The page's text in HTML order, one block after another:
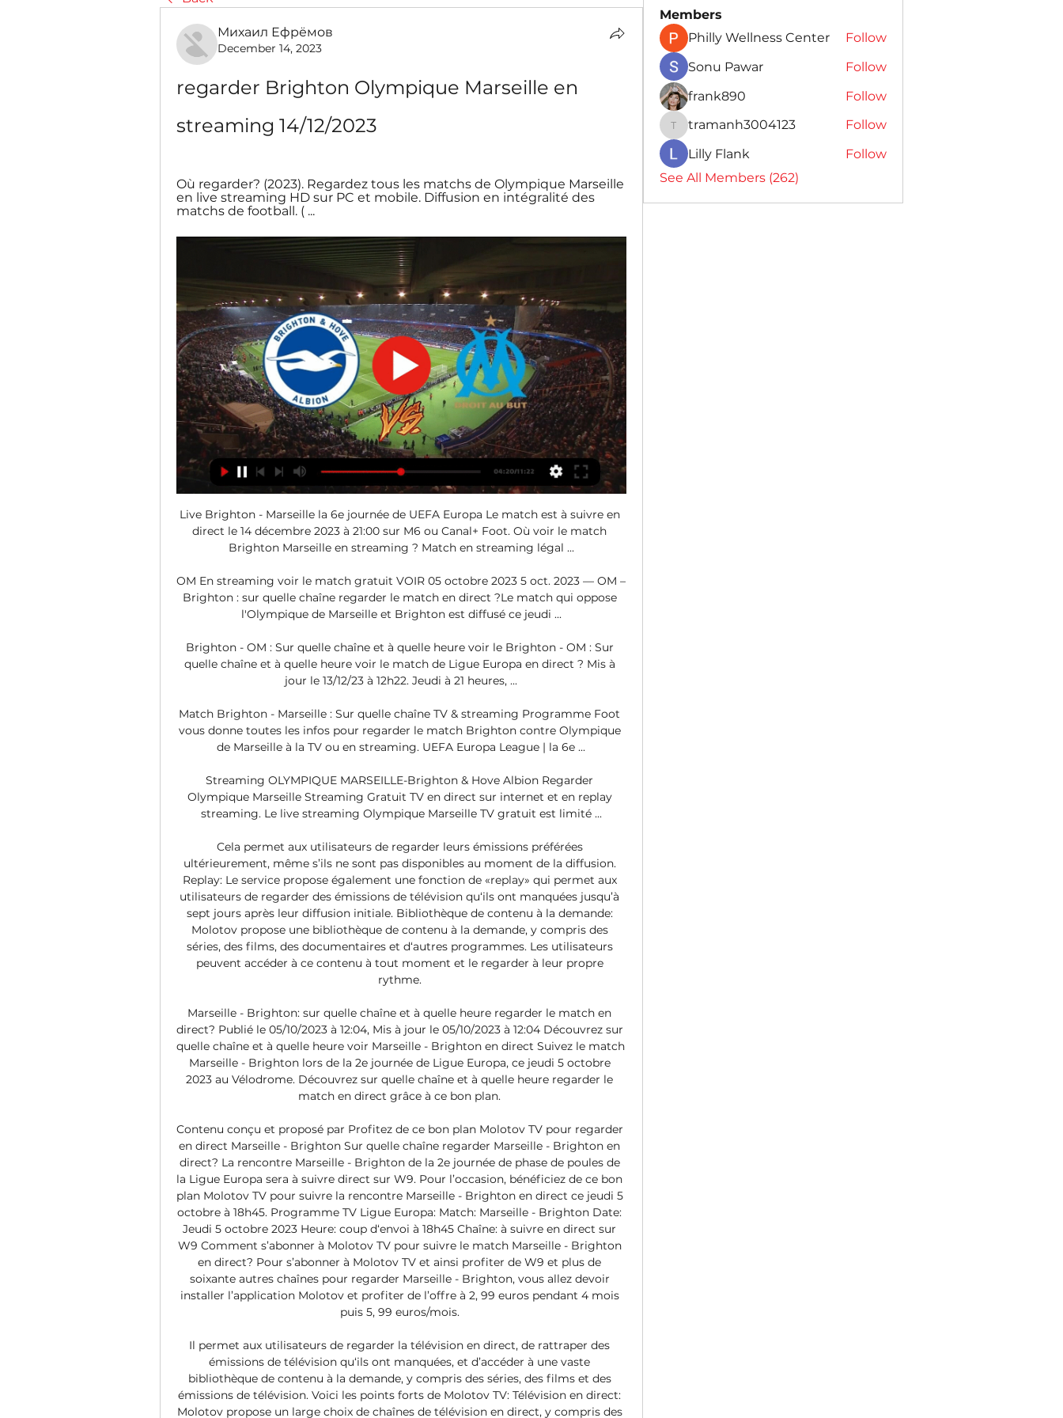
Михаил Ефрёмов
December 14, 2023
regarder Brighton Olympique Marseille en
streaming 14/12/2023
Où regarder? (2023). Regardez tous les matchs de Olympique Marseille
en live streaming HD sur PC et mobile. Diffusion en intégralité des
matchs de football. ( ...
Live Brighton - Marseille la 6e journée de UEFA Europa Le match est à suivre en
direct le 14 décembre 2023 à 21:00 sur M6 ou Canal+ Foot. Où voir le match
Brighton Marseille en streaming ? Match en streaming légal ...
OM En streaming voir le match gratuit VOIR 05 octobre 2023 5 oct. 2023 — OM –
Brighton : sur quelle chaîne regarder le match en direct ?Le match qui oppose
l'Olympique de Marseille et Brighton est diffusé ce jeudi ...
Brighton - OM : Sur quelle chaîne et à quelle heure voir le Brighton - OM : Sur
quelle chaîne et à quelle heure voir le match de Ligue Europa en direct ? Mis à
jour le 13/12/23 à 12h22. Jeudi à 21 heures, ...
Match Brighton - Marseille : Sur quelle chaîne TV & streaming Programme Foot
vous donne toutes les infos pour regarder le match Brighton contre Olympique
de Marseille à la TV ou en streaming. UEFA Europa League | la 6e ...
Streaming OLYMPIQUE MARSEILLE-Brighton & Hove Albion Regarder
Olympique Marseille Streaming Gratuit TV en direct sur internet et en replay
streaming. Le live streaming Olympique Marseille TV gratuit est limité ...
Cela permet aux utilisateurs de regarder leurs émissions préférées
ultérieurement, même s’ils ne sont pas disponibles au moment de la diffusion.
Replay: Le service propose également une fonction de «replay» qui permet aux
utilisateurs de regarder des émissions de télévision qu‘ils ont manquées jusqu’à
sept jours après leur diffusion initiale. Bibliothèque de contenu à la demande:
Molotov propose une bibliothèque de contenu à la demande, y compris des
séries, des films, des documentaires et d‘autres programmes. Les utilisateurs
peuvent accéder à ce contenu à tout moment et le regarder à leur propre
rythme.
Marseille - Brighton: sur quelle chaîne et à quelle heure regarder le match en
direct? Publié le 05/10/2023 à 12:04, Mis à jour le 05/10/2023 à 12:04 Découvrez sur
quelle chaîne et à quelle heure voir Marseille - Brighton en direct Suivez le match
Marseille - Brighton lors de la 2e journée de Ligue Europa, ce jeudi 5 octobre
2023 au Vélodrome. Découvrez sur quelle chaîne et à quelle heure regarder le
match en direct grâce à ce bon plan.
Contenu conçu et proposé par Profitez de ce bon plan Molotov TV pour regarder
en direct Marseille - Brighton Sur quelle chaîne regarder Marseille - Brighton en
direct? La rencontre Marseille - Brighton de la 2e journée de phase de poules de
la Ligue Europa sera à suivre direct sur W9. Pour l’occasion, bénéficiez de ce bon
plan Molotov TV pour suivre la rencontre Marseille - Brighton en direct ce jeudi 5
octobre à 18h45. Programme TV Ligue Europa: Match: Marseille - Brighton Date:
Jeudi 5 octobre 2023 Heure: coup d‘envoi à 18h45 Chaîne: à suivre en direct sur
W9 Comment s’abonner à Molotov TV pour suivre le match Marseille - Brighton
en direct? Pour s’abonner à Molotov TV et ainsi profiter de W9 et plus de
soixante autres chaînes pour regarder Marseille - Brighton, vous allez devoir
installer l’application Molotov et profiter de l’offre à 2, 99 euros pendant 4 mois
puis 5, 99 euros/mois.
Il permet aux utilisateurs de regarder la télévision en direct, de rattraper des
émissions de télévision qu‘ils ont manquées, et d’accéder à une vaste
bibliothèque de contenu à la demande, y compris des séries, des films et des
émissions de télévision. Voici les points forts de Molotov TV: Télévision en direct:
Molotov propose un large choix de chaînes de télévision en direct, y compris des
Members
Philly Wellness Center
Follow
Sonu Pawar
Follow
frank890
Follow
tramanh3004123
tramanh3004123
Follow
Lilly Flank
Follow
See All Members (262)